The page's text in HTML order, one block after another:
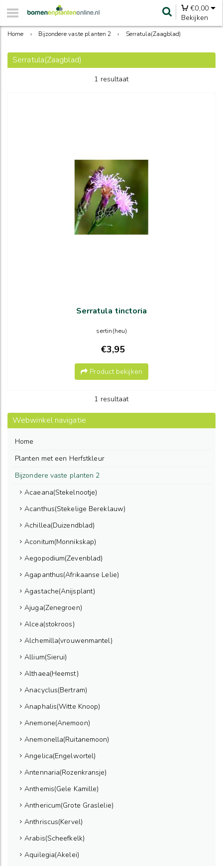
€0,00
Bekijken
Home › Bijzondere vaste planten 2 › Serratula(Zaagblad)
Serratula(Zaagblad)
1 resultaat
Serratula tinctoria
sertin(heu)
€3,95
Product bekijken
1 resultaat
Webwinkel navigatie
Home
Planten met een Herfstkleur
Bijzondere vaste planten 2
Acaeana(Stekelnootje)
Acanthus(Stekelige Bereklauw)
Achillea(Duizendblad)
Aconitum(Monnikskap)
Aegopodium(Zevenblad)
Agapanthus(Afrikaanse Lelie)
Agastache(Anijsplant)
Ajuga(Zenegroen)
Alcea(stokroos)
Alchemilla(vrouwenmantel)
Allium(Sierui)
Althaea(Heemst)
Anacyclus(Bertram)
Anaphalis(Witte Knoop)
Anemone(Anemoon)
Anemonella(Ruitanemoon)
Angelica(Engelwortel)
Antennaria(Rozenkransje)
Anthemis(Gele Kamille)
Anthericum(Grote Graslelie)
Anthriscus(Kervel)
Arabis(Scheefkelk)
Aquilegia(Akelei)